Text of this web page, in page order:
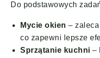
Do podstawowych
Mycie okien –
co zapewni lepsze
Sprzątanie kuchni –